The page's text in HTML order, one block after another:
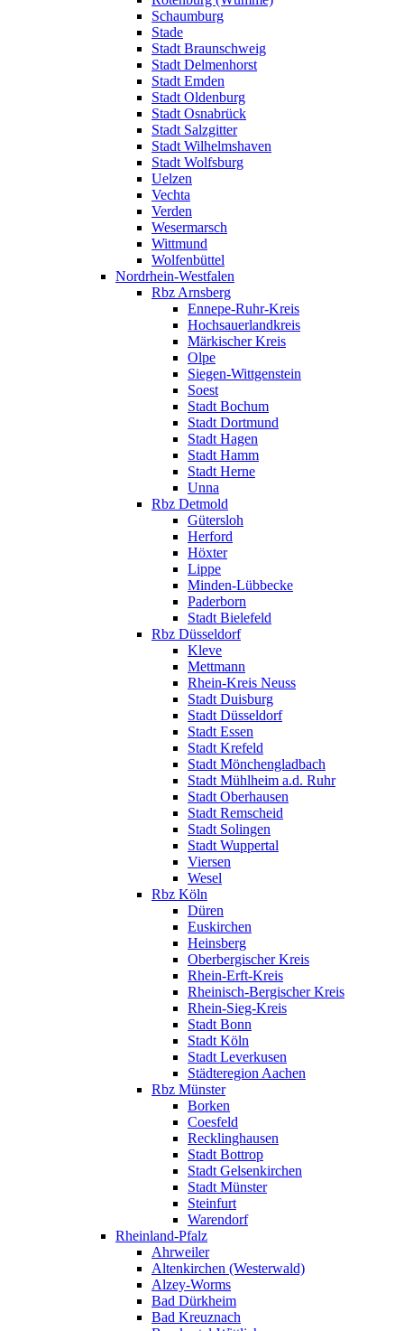
Schaumburg
Stade
Stadt Braunschweig
Stadt Delmenhorst
Stadt Emden
Stadt Oldenburg
Stadt Osnabrück
Stadt Salzgitter
Stadt Wilhelmshaven
Stadt Wolfsburg
Uelzen
Vechta
Verden
Wesermarsch
Wittmund
Wolfenbüttel
Nordrhein-Westfalen
Rbz Arnsberg
Ennepe-Ruhr-Kreis
Hochsauerlandkreis
Märkischer Kreis
Olpe
Siegen-Wittgenstein
Soest
Stadt Bochum
Stadt Dortmund
Stadt Hagen
Stadt Hamm
Stadt Herne
Unna
Rbz Detmold
Gütersloh
Herford
Höxter
Lippe
Minden-Lübbecke
Paderborn
Stadt Bielefeld
Rbz Düsseldorf
Kleve
Mettmann
Rhein-Kreis Neuss
Stadt Duisburg
Stadt Düsseldorf
Stadt Essen
Stadt Krefeld
Stadt Mönchengladbach
Stadt Mühlheim a.d. Ruhr
Stadt Oberhausen
Stadt Remscheid
Stadt Solingen
Stadt Wuppertal
Viersen
Wesel
Rbz Köln
Düren
Euskirchen
Heinsberg
Oberbergischer Kreis
Rhein-Erft-Kreis
Rheinisch-Bergischer Kreis
Rhein-Sieg-Kreis
Stadt Bonn
Stadt Köln
Stadt Leverkusen
Städteregion Aachen
Rbz Münster
Borken
Coesfeld
Recklinghausen
Stadt Bottrop
Stadt Gelsenkirchen
Stadt Münster
Steinfurt
Warendorf
Rheinland-Pfalz
Ahrweiler
Altenkirchen (Westerwald)
Alzey-Worms
Bad Dürkheim
Bad Kreuznach